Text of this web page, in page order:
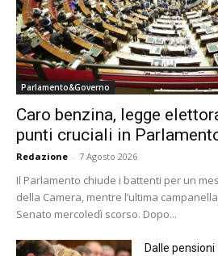
Parlamento&Governo
Caro benzina, legge
punti cruciali in
Redazione - 7 Agosto 2026
Il Parlamento chiude i battenti per un
della Camera, mentre l’ultima
Senato mercoledì scorso. Dopo...
Dalle